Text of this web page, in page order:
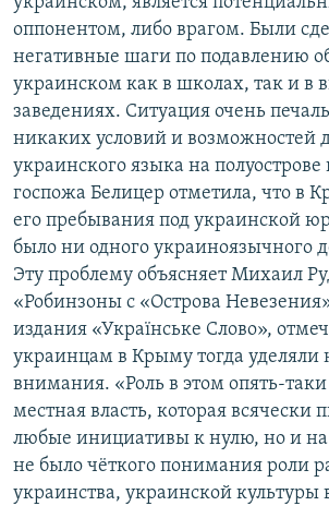
оппонентом, либо врагом. Были
негативные шаги по подавлению
украинском как в школах, так и в
заведениях. Ситуация очень
никаких условий и возможностей
украинского языка на
госпожа Белицер отметила, что в
его пребывания под украинской
было ни одного украиноязычного
Эту проблему объясняет Михаил
«Робинзоны с «Острова
издания «Українське Слово»,
украинцам в Крыму тогда уделяли
внимания. «Роль в этом опять-
местная власть, которая всячески
любые инициативы к нулю, но и на
не было чёткого понимания роли
украинства, украинской культуры